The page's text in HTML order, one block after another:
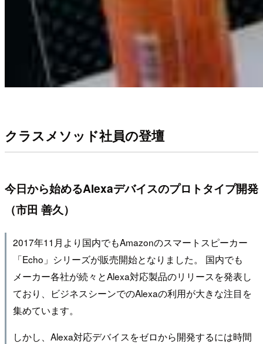
クラスメソッド社員の登壇
今日から始めるAlexaデバイスのプロトタイプ開発
（市田 善久）
2017年11月より国内でもAmazonのスマートスピーカー
「Echo」シリーズが販売開始となりました。 国内でも
メーカー各社が続々とAlexa対応製品のリリースを発表し
ており、ビジネスシーンでのAlexaの利用が大きな注目を
集めています。
しかし、Alexa対応デバイスをゼロから開発するには時間